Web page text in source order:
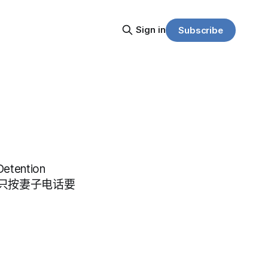
Sign in Subscribe
按妻子电话要